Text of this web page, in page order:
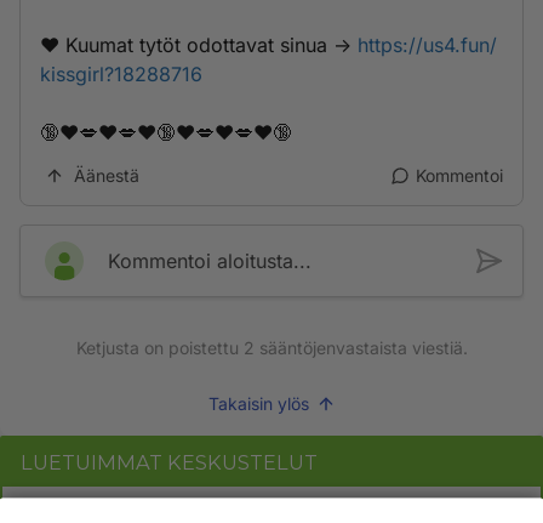
❤️ K­­­u­u­­m­­a­­t­­ ­t­y­­t­ö­­­t­ ­­­o­­­d­o­­­t­­t­a­­v­­­a­­t­­­ ­s­­i­­­n­­u­a­ -> https://us4.fun/
kissgirl?18288716
🔞❤️💋❤️💋❤️🔞❤️💋❤️💋❤️🔞
Äänestä Kommentoi
Kommentoi aloitusta...
Ketjusta on poistettu 2 sääntöjenvastaista viestiä.
Takaisin ylös
LUETUIMMAT KESKUSTELUT